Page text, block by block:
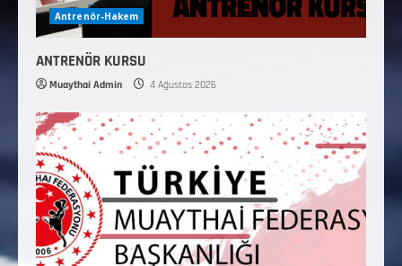
Antrenör-Hakem
ANTRENÖR KURSU
Muaythai Admin 4 Ağustos 2026